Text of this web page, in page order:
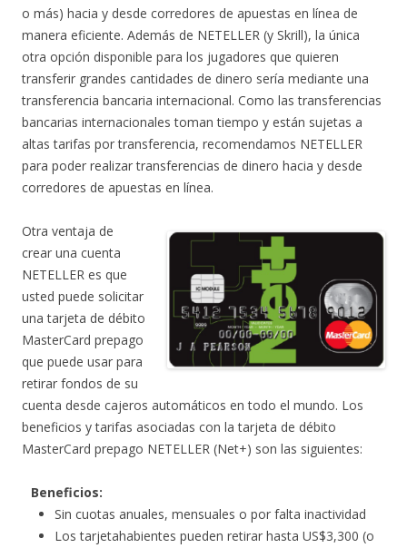
o más) hacia y desde corredores de apuestas en línea de
manera eficiente. Además de NETELLER (y Skrill), la única
otra opción disponible para los jugadores que quieren
transferir grandes cantidades de dinero sería mediante una
transferencia bancaria internacional. Como las transferencias
bancarias internacionales toman tiempo y están sujetas a
altas tarifas por transferencia, recomendamos NETELLER
para poder realizar transferencias de dinero hacia y desde
corredores de apuestas en línea.
Otra ventaja de
crear una cuenta
NETELLER es que
usted puede solicitar
una tarjeta de débito
MasterCard prepago
que puede usar para
retirar fondos de su
cuenta desde cajeros automáticos en todo el mundo. Los
beneficios y tarifas asociadas con la tarjeta de débito
MasterCard prepago NETELLER (Net+) son las siguientes:
Beneficios:
Sin cuotas anuales, mensuales o por falta inactividad
Los tarjetahabientes pueden retirar hasta US$3,300 (o